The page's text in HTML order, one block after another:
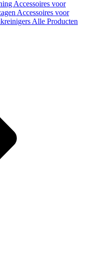
Accessoires voor
Accessoires voor
Alle Producten